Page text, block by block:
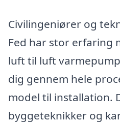
Civilingeniører og
Fed har stor erfaring
luft til luft
dig gennem hele
model til installation.
byggeteknikker og